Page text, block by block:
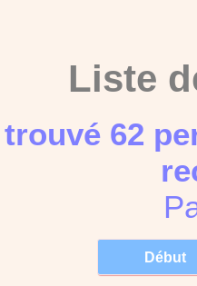
Liste
62